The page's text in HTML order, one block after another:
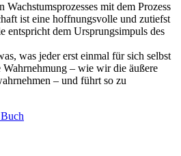
Wachstumsprozesses mit dem Prozess
ist eine hoffnungsvolle und zutiefst
entspricht dem Ursprungsimpuls des
was jeder erst einmal für sich selbst
Wahrnehmung – wie wir die äußere
– und führt so zu